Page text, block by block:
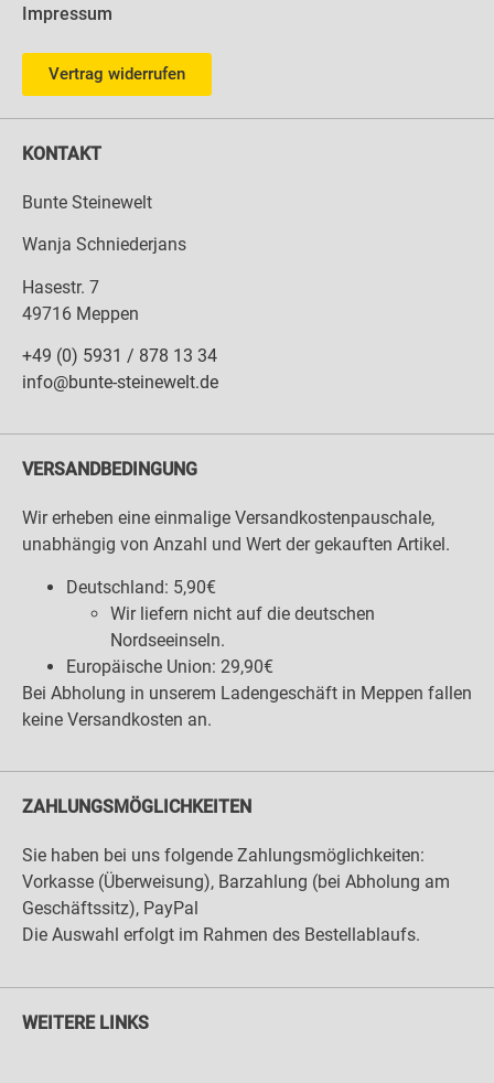
Impressum
Vertrag widerrufen
KONTAKT
Bunte Steinewelt
Wanja Schniederjans
Hasestr. 7
49716 Meppen
+49 (0) 5931 / 878 13 34
info@bunte-steinewelt.de
VERSANDBEDINGUNG
Wir erheben eine einmalige Versandkostenpauschale,
unabhängig von Anzahl und Wert der gekauften Artikel.
Deutschland: 5,90€
Wir liefern nicht auf die deutschen
Nordseeinseln.
Europäische Union: 29,90€
Bei Abholung in unserem Ladengeschäft in Meppen fallen
keine Versandkosten an.
ZAHLUNGSMÖGLICHKEITEN
Sie haben bei uns folgende Zahlungsmöglichkeiten:
Vorkasse (Überweisung), Barzahlung (bei Abholung am
Geschäftssitz), PayPal
Die Auswahl erfolgt im Rahmen des Bestellablaufs.
WEITERE LINKS